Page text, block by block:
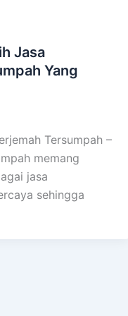
Jasa
Yang
Tersumpah –
memang
jasa
sehingga